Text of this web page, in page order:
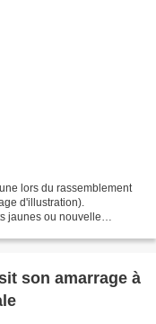
lors du rassemblement
d'illustration).
jaunes ou nouvelle
son amarrage à